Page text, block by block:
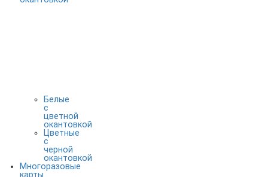
Белые
с
цветной
окантовкой
Цветные
с
черной
окантовкой
Многоразовые